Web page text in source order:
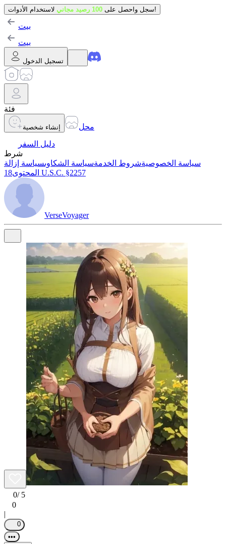
سجل واحصل على 100 رصيد مجاني لاستخدام الأدوات!
بيت
بيت
تسجيل الدخول
فئة
إنشاء شخصية
محل
دليل السفر
شرط
سياسة الخصوصيةشروط الخدمةسياسة الشكاوىسياسة إزالة
المحتوى 18 U.S.C. §2257
VerseVoyager
0/ 5
0
|
0
•••